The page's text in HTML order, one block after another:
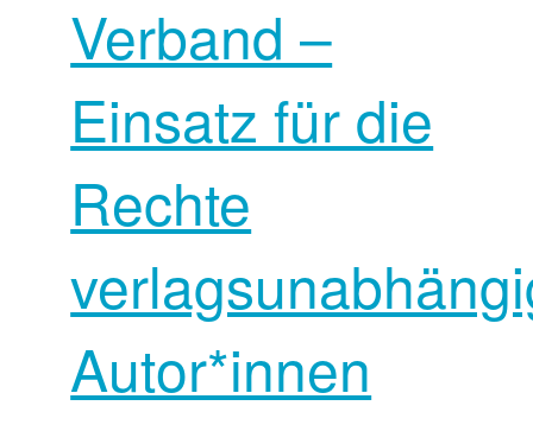
Verband –
Einsatz für die
Rechte
Autor*innen